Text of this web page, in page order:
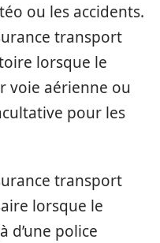
ou les accidents.
transport
lorsque le
voie aérienne ou
pour les
transport
lorsque le
d’une police